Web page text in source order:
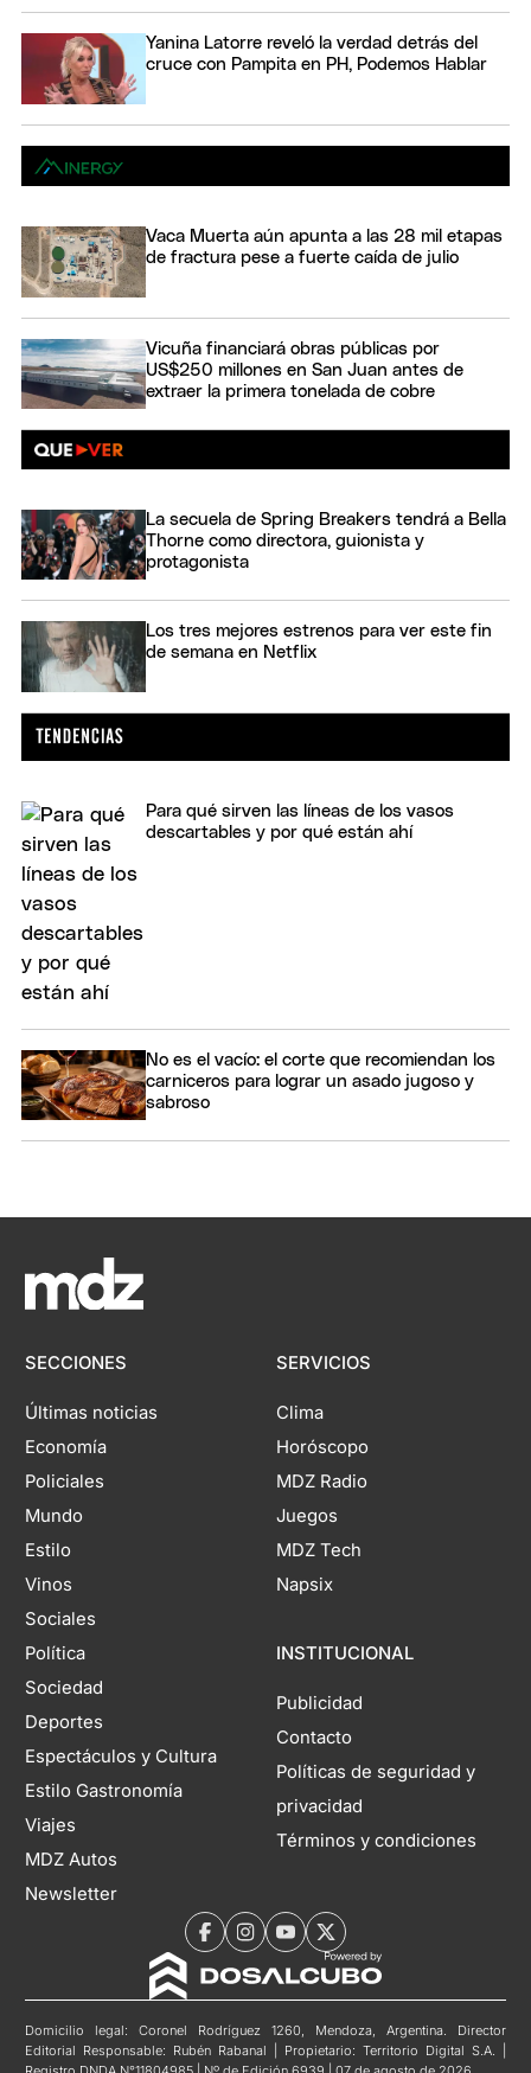
Yanina Latorre reveló la verdad detrás del
cruce con Pampita en PH, Podemos Hablar
Vaca Muerta aún apunta a las 28 mil etapas
de fractura pese a fuerte caída de julio
Vicuña financiará obras públicas por
US$250 millones en San Juan antes de
extraer la primera tonelada de cobre
La secuela de Spring Breakers tendrá a Bella
Thorne como directora, guionista y
protagonista
Los tres mejores estrenos para ver este fin
de semana en Netflix
Para qué sirven las líneas de los vasos
descartables y por qué están ahí
No es el vacío: el corte que recomiendan los
carniceros para lograr un asado jugoso y
sabroso
SECCIONES
Últimas noticias
Economía
Policiales
Mundo
Estilo
Vinos
Sociales
Política
Sociedad
Deportes
Espectáculos y Cultura
Estilo Gastronomía
Viajes
MDZ Autos
Newsletter
SERVICIOS
Clima
Horóscopo
MDZ Radio
Juegos
MDZ Tech
Napsix
INSTITUCIONAL
Publicidad
Contacto
Políticas de seguridad y
privacidad
Términos y condiciones
Domicilio legal: Coronel Rodríguez 1260, Mendoza, Argentina. Director
Editorial Responsable: Rubén Rabanal | Propietario: Territorio Digital S.A. |